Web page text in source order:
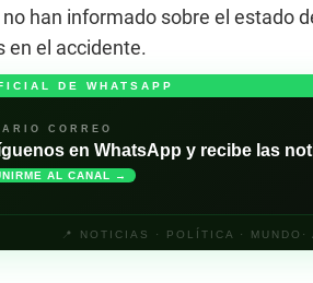
han informado sobre el estado
en el accidente.
DE WHATSAPP
CORREO
en WhatsApp y recibe las
AL CANAL →
📍 NOTICIAS · POLÍTICA · MUNDO·